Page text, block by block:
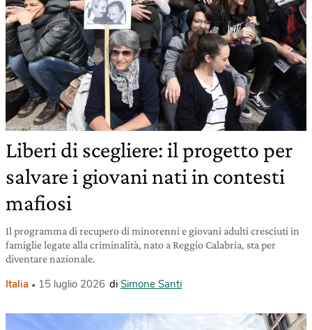
Liberi di scegliere: il progetto per
salvare i giovani nati in contesti
mafiosi
Il programma di recupero di minorenni e giovani adulti cresciuti in
famiglie legate alla criminalità, nato a Reggio Calabria, sta per
diventare nazionale.
Italia 15 luglio 2026 di Simone Santi